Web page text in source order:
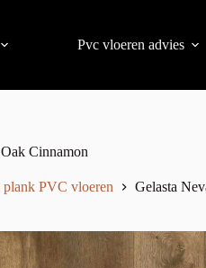
Pvc vloeren advies
Cinnamon
plank PVC vloeren Gelasta